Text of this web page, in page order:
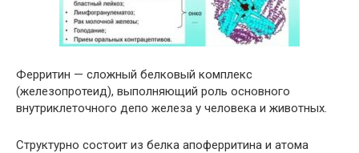
Ферритин — сложный белковый комплекс
(железопротеид), выполняющий роль основного
внутриклеточного депо железа у человека и животных.
Структурно состоит из белка апоферритина и атома